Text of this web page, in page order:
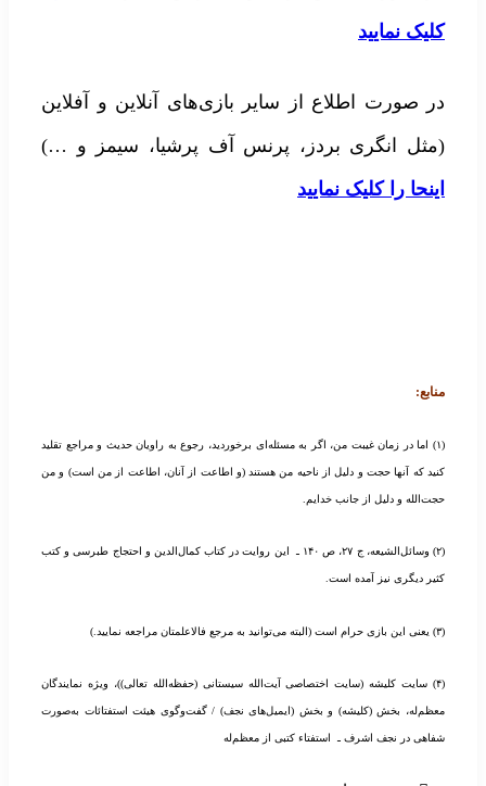
کلیک نمایید
در صورت اطلاع از سایر بازی‌های آنلاین و آفلاین
(مثل انگری بردز، پرنس آف پرشیا، سیمز و …)
اینحا را کلیک نمایید
منابع:
(۱) اما در زمان غیبت من، اگر به مسئله‌ای برخوردید، رجوع به راویان حدیث و مراجع تقلید
کنید که آنها حجت و دلیل از ناحیه من هستند (و اطاعت از آنان، اطاعت از من است) و من
حجت‌الله و دلیل از جانب خدایم.
(۲) وسائل‌الشیعه، ج ۲۷، ص ۱۴۰ ـ این روایت در کتاب کمال‌الدین و احتجاج طبرسی و کتب
کثیر دیگری نیز آمده است.
(۳) یعنی این بازی حرام است (البته می‌توانید به مرجع فالاعلمتان مراجعه نمایید.)
(۴) سایت کلیشه (سایت اختصاصی آیت‌الله سیستانی (حفظه‌الله تعالی))، ویژه نمایندگان
معظم‌له، بخش (کلیشه) و بخش (ایمیل‌های نجف) / گفت‌وگوی هیئت استفتائات به‌صورت
شفاهی در نجف اشرف ـ استفتاء کتبی از معظم‌له